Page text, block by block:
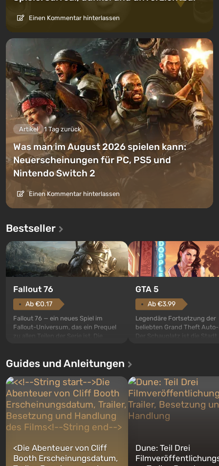
Einen Kommentar hinterlassen
Artikel 1 Tag zurück
Was man im August 2026 spielen kann:
Neuerscheinungen für PC, PS5 und
Nintendo Switch 2
Einen Kommentar hinterlassen
Bestseller
Fallout 76
Ab €0.17
Fallout 76 — ein neues Spiel im
Fallout-Universum, das ein Prequel
zu allen Teilen der Serie ist. Die
sollte laut den Plänen der Vault-Tec-
nach dem Abwurf von Atombomben
auf Amerika geöffnet wird. De...
GTA 5
Ab €3.99
Legendäre Fortsetzung der
beliebten Grand Theft Auto-
Der Schauplatz ist die Stadt
Charakteren: Michael,
Franklin, zwischen denen
jederzeit...
Guides und Anleitungen
<Die Abenteuer von Cliff
Booth Erscheinungsdatum,
Dune: Teil Drei